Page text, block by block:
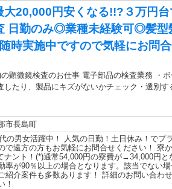
20,000円安くなる!!?３万円台
日勤のみ◎業種未経験可◎髪
時実施中ですので気軽にお問合
顕微鏡検査のお仕事 電子部品の検査業務 ・
したり、製品にキズがないかチェック・選別
市長島町
の男女活躍中！ 人気の日勤！土日休み！でプ
で遠方の方もお気軽にお問合せください！ 寮
ナント！(*)通常54,000円の寮費が→34,000円
率が90％以上の場合となります。該当でない
紹介案件も多数あります！ 詳細のお問い合わ
！